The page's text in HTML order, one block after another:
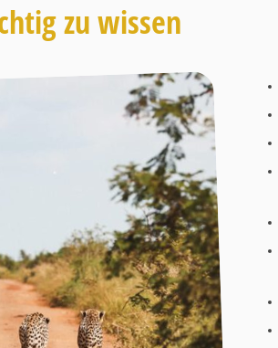
zu wissen